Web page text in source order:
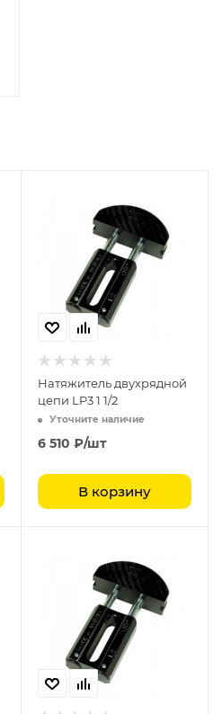
Натяжитель двухрядной
цепи LP3 1 1/2
Уточните наличие
6 510 ₽/шт
В корзину